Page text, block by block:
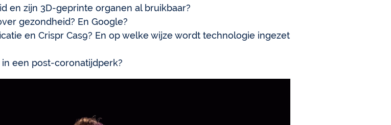
en zijn 3D-geprinte organen al bruikbaar?
gezondheid? En Google?
en Crispr Cas9? En op welke wijze wordt technologie ingezet
een post-coronatijdperk?